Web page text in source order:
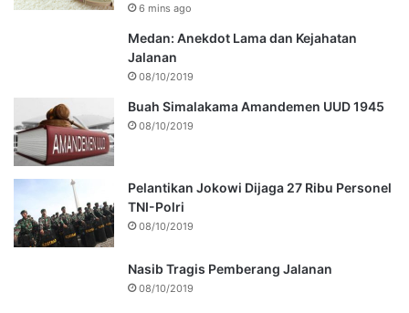
6 mins ago
Medan: Anekdot Lama dan Kejahatan
Jalanan
08/10/2019
Buah Simalakama Amandemen UUD 1945
08/10/2019
Pelantikan Jokowi Dijaga 27 Ribu Personel
TNI-Polri
08/10/2019
Nasib Tragis Pemberang Jalanan
08/10/2019